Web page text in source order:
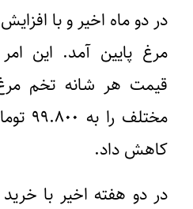
در دو ماه اخیر و با
مرغ پایین آمد. این امر
کاهش داد.
در دو هفته اخیر با